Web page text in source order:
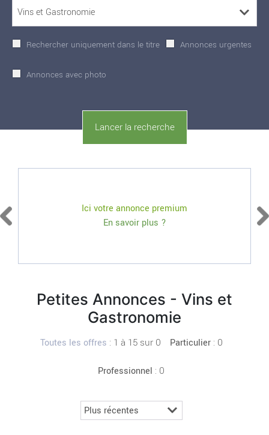
Rechercher uniquement dans le titre Annonces urgentes
Annonces avec photo
Ici votre annonce premium
En savoir plus ?
Petites Annonces - Vins et
Gastronomie
Toutes les offres : 1 à 15 sur 0 Particulier: 0
Professionnel : 0